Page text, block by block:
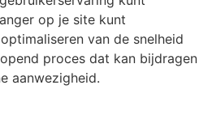
op je site kunt
van de snelheid
proces dat kan bijdragen
aanwezigheid.